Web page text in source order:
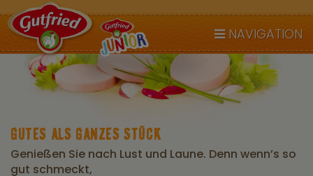
NAVIGATION
GUTES ALS GANZES STÜCK
Genießen Sie nach Lust und Laune. Denn wenn’s so
gut schmeckt,